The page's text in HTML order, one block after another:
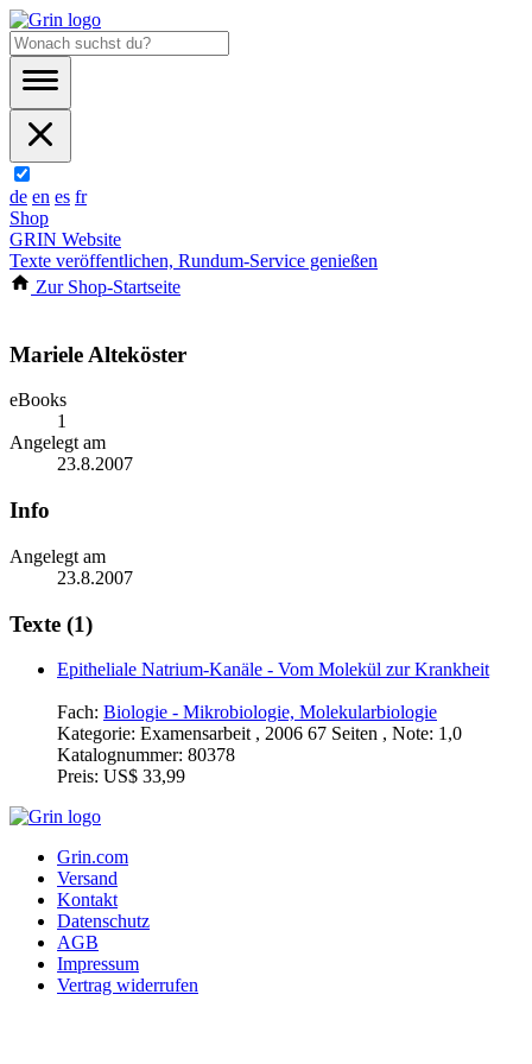
de en es fr
Shop
GRIN Website
Texte veröffentlichen, Rundum-Service genießen
Zur Shop-Startseite
Mariele Alteköster
eBooks
1
Angelegt am
23.8.2007
Info
Angelegt am
23.8.2007
Texte (1)
Epitheliale Natrium-Kanäle - Vom Molekül zur Krankheit
Fach: Biologie - Mikrobiologie, Molekularbiologie
Kategorie: Examensarbeit , 2006 67 Seiten , Note: 1,0
Katalognummer: 80378
Preis: US$ 33,99
Grin.com
Versand
Kontakt
Datenschutz
AGB
Impressum
Vertrag widerrufen